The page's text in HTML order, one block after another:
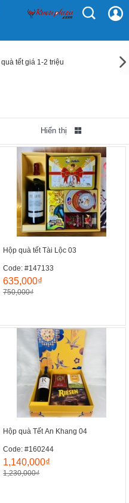
quà tết giá 1-2 triệu
Hiển thị
Hộp quà tết Tài Lộc 03
Code: #147133
635,000₫
750,000₫
Hộp quà Tết An Khang 04
Code: #160244
1,140,000₫
1,230,000₫